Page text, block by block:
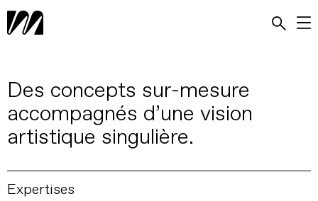
Des concepts sur-mesure
accompagnés d’une vision
artistique singulière.
Expertises